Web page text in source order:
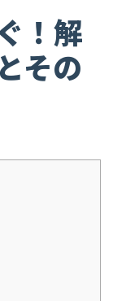
！解
その